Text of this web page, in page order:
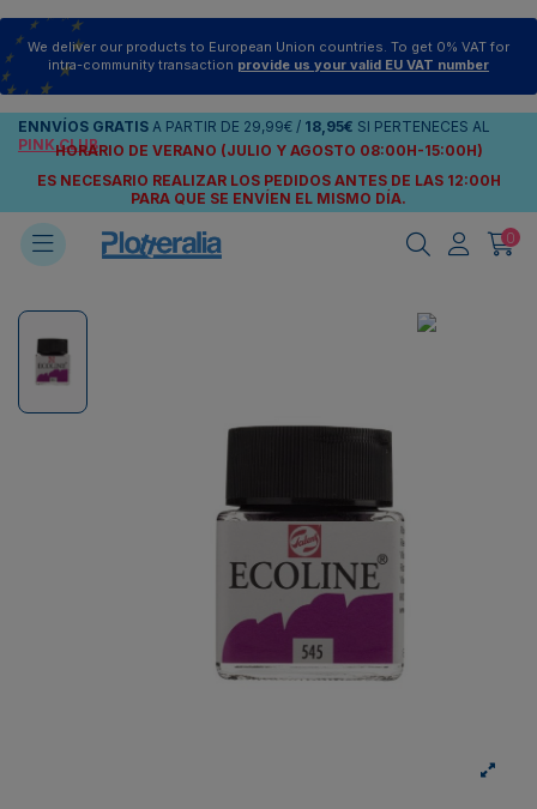
We deliver our products to European Union countries. To get 0% VAT for
intra-community transaction provide us your valid EU VAT number
ENNVÍOS GRATIS A PARTIR DE 29,99€ / 18,95€ SI PERTENECES AL
PINK CLUB
HORARIO DE VERANO (JULIO Y AGOSTO 08:00H-15:00H)
ES NECESARIO REALIZAR LOS PEDIDOS ANTES DE LAS 12:00H
PARA QUE SE ENVÍEN EL MISMO DÍA.
0